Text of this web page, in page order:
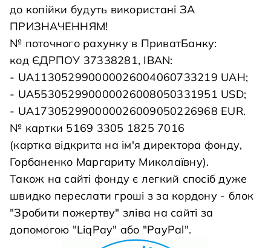
до копійки будуть використані ЗА
ПРИЗНАЧЕННЯМ!
№ поточного рахунку в ПриватБанку:
код ЄДРПОУ 37338281, IBAN:
- UA113052990000026004060733219 UAH;
- UA553052990000026008050331951 USD;
- UA173052990000026009050226968 EUR.
№ картки 5169 3305 1825 7016
(картка відкрита на ім'я директора фонду,
Горбаненко Маргариту Миколаївну).
Також на сайті фонду є легкий спосіб дуже
швидко переслати гроші з за кордону - блок
"Зробити пожертву" зліва на сайті за
допомогою "LiqPay" або "PayPal".